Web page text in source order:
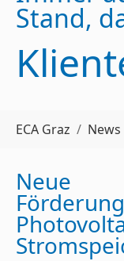
Stand,
ECA Graz News
Neue